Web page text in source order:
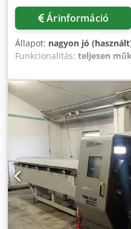
Árinformáció
Állapot: nagyon jó
Funkcionalitás: teljesen
vezérlő hinta átmérője 533
mm esztergálási hossz 355
mm orsó furata D50,8 mm
Tokmány max D200 mm 12
30 m/perc hajtási
VDI30 C tengely 0,001 fok
Ac Uock Méretek HxSzxM
3000 kg felszerelések,
Rövidrudas rakodó EMT
szoftverben - Meghajtott
farokszár - részleges
állapotú. A gép precízen